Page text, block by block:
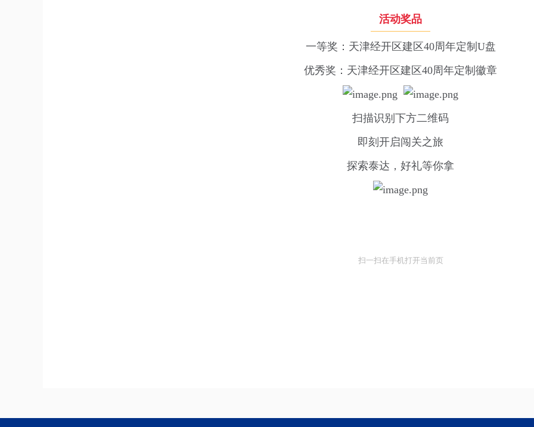
活动奖品
一等奖：天津经开区建区40周年定制U盘
优秀奖：天津经开区建区40周年定制徽章
扫描识别下方二维码
即刻开启闯关之旅
探索泰达，好礼等你拿
扫一扫在手机打开当前页